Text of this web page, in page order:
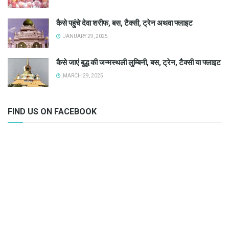
कैसे पहुंचे देवा शरीफ, बस, टैक्सी, ट्रेन अथवा फ्लाइट
JANUARY 29, 2025
कैसे जाएं बुद्ध की जन्मस्थली लुम्बिनी, बस, ट्रेन, टैक्सी या फ्लाइट
MARCH 29, 2025
FIND US ON FACEBOOK